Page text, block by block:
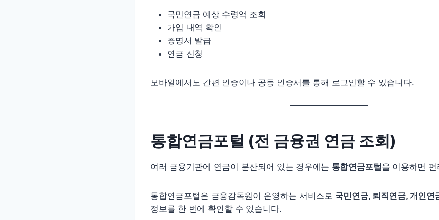
국민연금 예상 수령액 조회
가입 내역 확인
증명서 발급
연금 신청
모바일에서도 간편 인증이나 공동 인증서를 통해 로그인할 수 있습니다.
통합연금포털 (전 금융권 연금 조회)
여러 금융기관에 연금이 분산되어 있는 경우에는 통합연금포털을 이용하면
통합연금포털은 금융감독원이 운영하는 서비스로 국민연금, 퇴직연금, 개인연
정보를 한 번에 확인할 수 있습니다.